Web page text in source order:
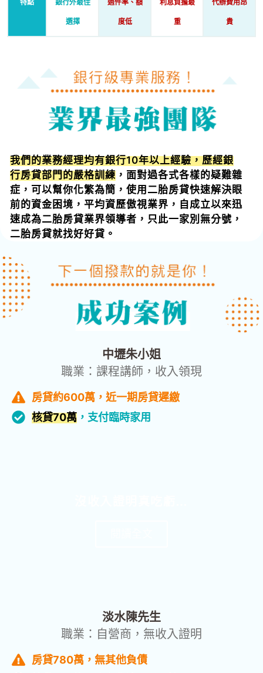
特點 銀行外最佳
選擇
過件率、額
度低
利息負擔最
重
代辦費用昂
貴
我們的業務經理均有銀行10年以上經驗，歷經銀
行房貸部門的嚴格訓練 ，面對過各式各樣的疑難雜
症，可以幫你化繁為簡，使用二胎房貸快速解決眼
前的資金困境，平均資歷傲視業界，自成立以來迅
速成為二胎房貸業界領導者，只此一家別無分號，
二胎房貸就找好好貸。
中壢朱小姐
職業：課程講師，收入領現
房貸約600萬，近一期房貸遲繳
核貸70萬，支付臨時家用
成功貸款
淡水陳先生
職業：自營商，無收入證明
房貸780萬，無其他負債